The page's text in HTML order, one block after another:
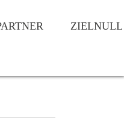
ZIELNULL